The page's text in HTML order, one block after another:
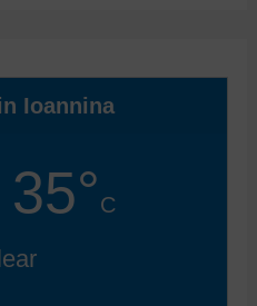
Ioannina
35°C